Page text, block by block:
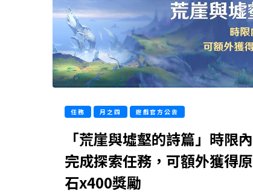
任務 月之四 遊戲官方公告
「荒崖與墟壑的詩篇」時限內
完成探索任務，可額外獲得原
石x400獎勵